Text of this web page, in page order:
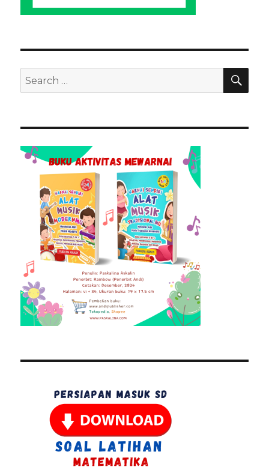
Search
for: